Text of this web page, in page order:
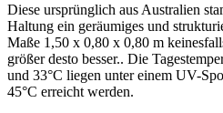
Diese ursprünglich aus Australien
Haltung ein geräumiges und
Maße 1,50 x 0,80 x 0,80 m
größer desto besser.. Die
und 33°C liegen unter einem UV-
45°C erreicht werden.